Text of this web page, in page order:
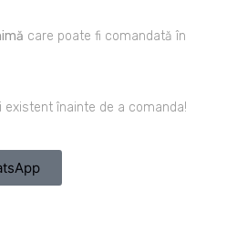
care poate fi comandată în
existent înainte de a comanda!